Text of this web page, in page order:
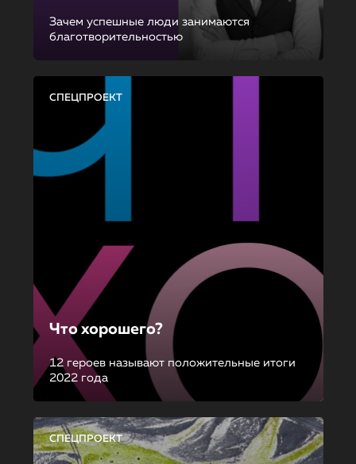
Зачем успешные люди занимаются
благотворительностью
СПЕЦПРОЕКТ
Что хорошего?
12 героев называют положительные итоги
2022 года
СПЕЦПРОЕКТ